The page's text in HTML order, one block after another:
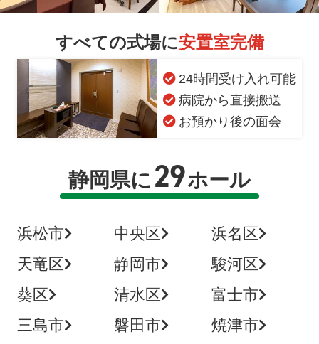
すべての式場に安置室完備
24時間受け入れ可能
病院から直接搬送
お預かり後の面会
静岡県に 29ホール
浜松市 中央区
浜名区
天竜区
静岡市
駿河区
葵区
清水区
富士市
三島市
磐田市
焼津市